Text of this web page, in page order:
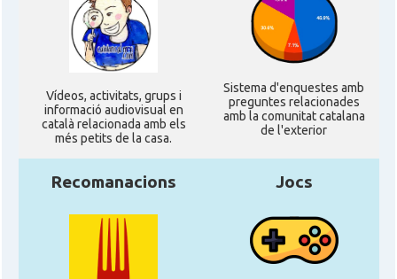
Ví­deos, activitats, grups i
informació audiovisual en
català relacionada amb els
més petits de la casa.
Sistema d'enquestes amb
preguntes relacionades
amb la comunitat catalana
de l'exterior
Recomanacions Jocs